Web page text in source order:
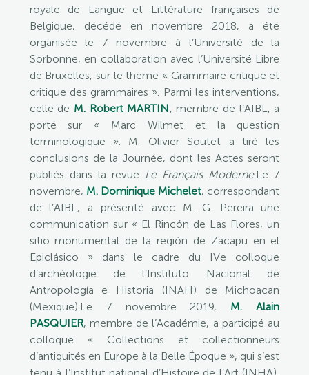
royale de Langue et Littérature françaises de
Belgique, décédé en novembre 2018, a été
organisée le 7 novembre à l’Université de la
Sorbonne, en collaboration avec l’Université Libre
de Bruxelles, sur le thème « Grammaire critique et
critique des grammaires ». Parmi les interventions,
celle de M. Robert MARTIN, membre de l’AIBL, a
porté sur « Marc Wilmet et la question
terminologique ». M. Olivier Soutet a tiré les
conclusions de la Journée, dont les Actes seront
publiés dans la revue Le Français Moderne.Le 7
novembre, M. Dominique Michelet, correspondant
de l’AIBL, a présenté avec M. G. Pereira une
communication sur « El Rincón de Las Flores, un
sitio monumental de la región de Zacapu en el
Epiclásico » dans le cadre du IVe colloque
d’archéologie de l’Instituto Nacional de
Antropología e Historia (INAH) de Michoacan
(Mexique).Le 7 novembre 2019, M. Alain
PASQUIER, membre de l’Académie, a participé au
colloque « Collections et collectionneurs
d’antiquités en Europe à la Belle Époque », qui s’est